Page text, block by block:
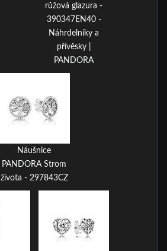
růžová glazura -
390347EN40 -
Náhrdelníky a
přívěsky |
PANDORA
Náušnice
PANDORA Strom
života - 297843CZ